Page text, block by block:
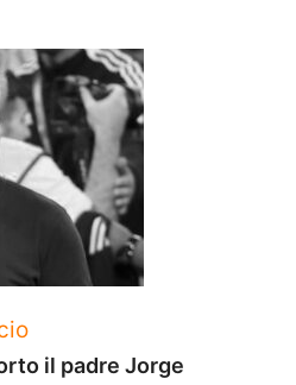
il padre Jorge